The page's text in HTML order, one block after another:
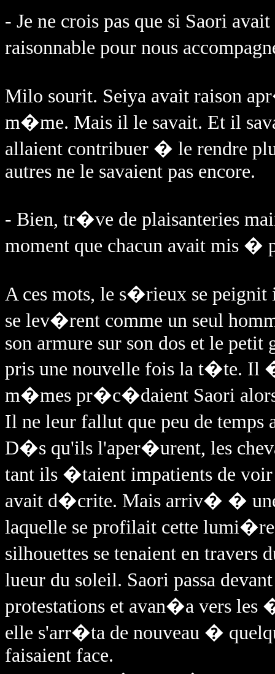
- Je ne crois pas que si Saori
raisonnable pour nous
Milo sourit. Seiya avait raison
m�me. Mais il le savait. Et il
allaient contribuer � le rendre
autres ne le savaient pas encore.
- Bien, tr�ve de plaisanteries
moment que chacun avait mis �
A ces mots, le s�rieux se
se lev�rent comme un seul
son armure sur son dos et le petit
pris une nouvelle fois la t�te. Il
m�mes pr�c�daient Saori
Il ne leur fallut que peu de
D�s qu'ils l'aper�urent, les
tant ils �taient impatients de
avait d�crite. Mais arriv� �
laquelle se profilait cette
silhouettes se tenaient en travers
lueur du soleil. Saori passa
protestations et avan�a vers
elle s'arr�ta de nouveau �
faisaient face.